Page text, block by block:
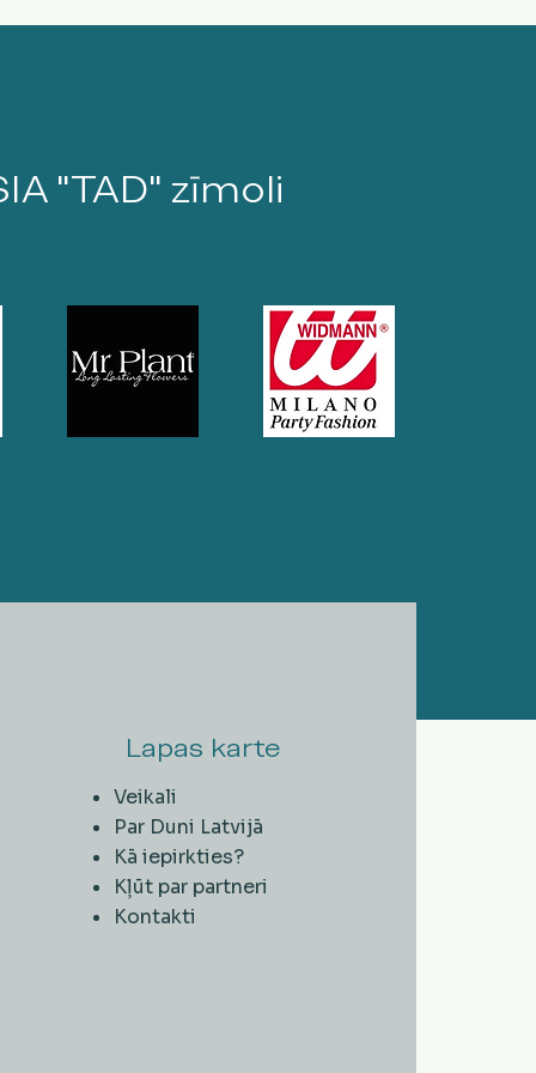
"TAD" zīmoli
Lapas karte
Veikali
Par Duni Latvijā
Kā iepirkties?
Kļūt par partneri
Kontakti